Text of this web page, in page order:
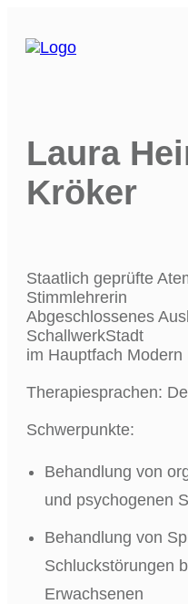
Laura
Kröker
Staatlich geprüfte
Stimmlehrerin
Abgeschlossenes
SchallwerkStadt
im Hauptfach
Therapiesprachen:
Schwerpunkte:
Behandlung von
und psychogenen
Behandlung von
Schluckstörungen
Erwachsenen